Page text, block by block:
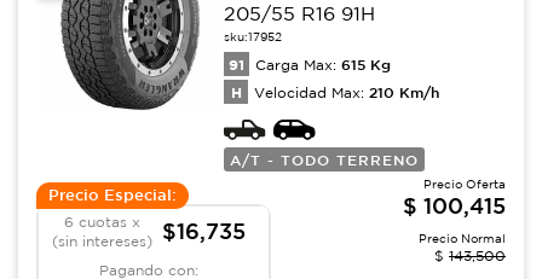
205/55 R16 91H
sku:17952
91 Carga Max: 615 Kg
H Velocidad Max: 210 Km/h
A/T - TODO TERRENO
Precio Especial:
6 cuotas x
(sin intereses)
$16,735
Pagando con:
Precio Oferta
$ 100,415
Precio Normal
$ 143,500